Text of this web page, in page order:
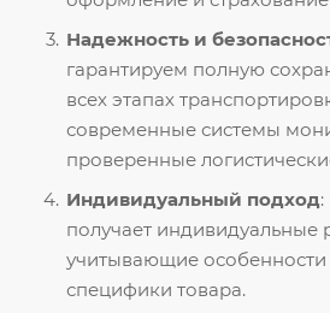
Надежность и
гарантируем полную
всех этапах
современные системы
проверенные
Индивидуальный подход
получает индивидуальные
учитывающие особенности
специфики товара.